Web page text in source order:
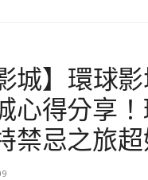
城】環球
心得分享
忌之旅超